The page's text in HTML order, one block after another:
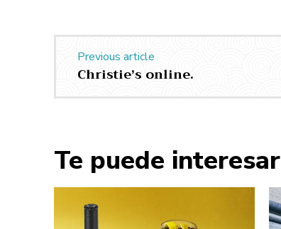
Previous article
Christie’s online.
Te puede interesar